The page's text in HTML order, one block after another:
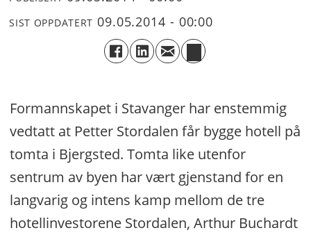
SIST OPPDATERT 09.05.2014 - 00:00
Formannskapet i Stavanger har enstemmig
vedtatt at Petter Stordalen får bygge hotell på
tomta i Bjergsted. Tomta like utenfor
sentrum av byen har vært gjenstand for en
langvarig og intens kamp mellom de tre
hotellinvestorene Stordalen, Arthur Buchardt